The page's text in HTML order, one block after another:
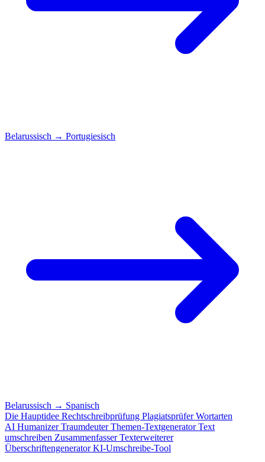
Belarussisch → Portugiesisch
Belarussisch → Spanisch
Die Hauptidee Rechtschreibprüfung PlagiatsprüferWortarten
AI HumanizerTraumdeuterThemen-TextgeneratorText
umschreiben ZusammenfasserTexterweiterer
ÜberschriftengeneratorKI-Umschreibe-Tool